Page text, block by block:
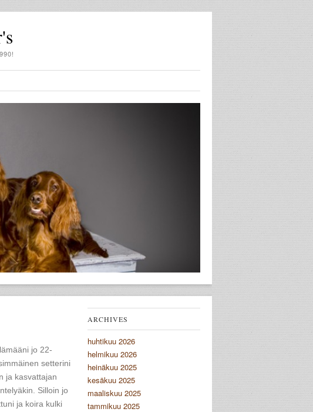
jo 22-
setterini
ja kasvattajan
Silloin jo
ja koira kulki
ARCHIVES
huhtikuu 2026
helmikuu 2026
heinäkuu 2025
kesäkuu 2025
maaliskuu 2025
tammikuu 2025